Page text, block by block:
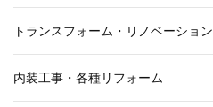
トランスフォーム・リノベーション
内装工事・各種リフォーム